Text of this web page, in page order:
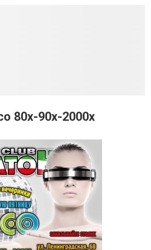
80x-90x-2000х